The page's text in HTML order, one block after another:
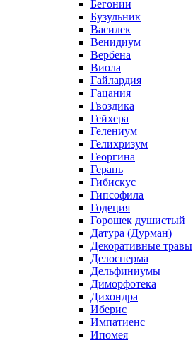
Бегонии
Бузульник
Василек
Венидиум
Вербена
Виола
Гайлардия
Гацания
Гвоздика
Гейхера
Гелениум
Гелихризум
Георгина
Герань
Гибискус
Гипсофила
Годеция
Горошек душистый
Датура (Дурман)
Декоративные травы
Делосперма
Дельфиниумы
Диморфотека
Дихондра
Иберис
Импатиенс
Ипомея